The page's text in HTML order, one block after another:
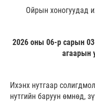
Ойрын хоногуудад
2026 оны 06-р сарын
агаарын
Ихэнх нутгаар
нутгийн баруун өмнөд,